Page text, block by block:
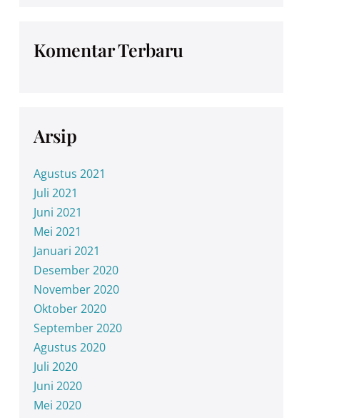
Komentar Terbaru
Arsip
Agustus 2021
Juli 2021
Juni 2021
Mei 2021
Januari 2021
Desember 2020
November 2020
Oktober 2020
September 2020
Agustus 2020
Juli 2020
Juni 2020
Mei 2020